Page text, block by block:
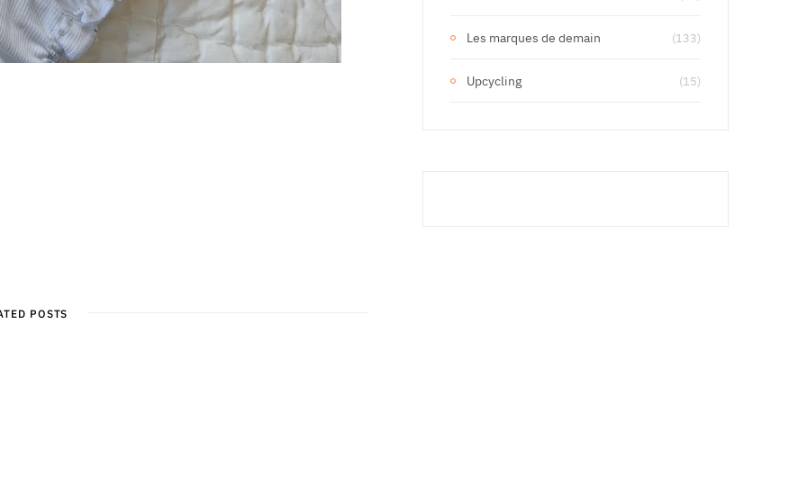
POSTS
Les marques de demain (133)
Upcycling (15)